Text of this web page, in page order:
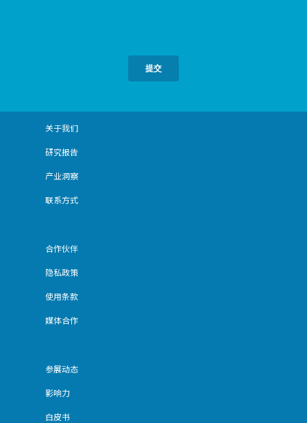
关于我们
研究报告
产业洞察
联系方式
合作伙伴
隐私政策
使用条款
媒体合作
参展动态
影响力
白皮书